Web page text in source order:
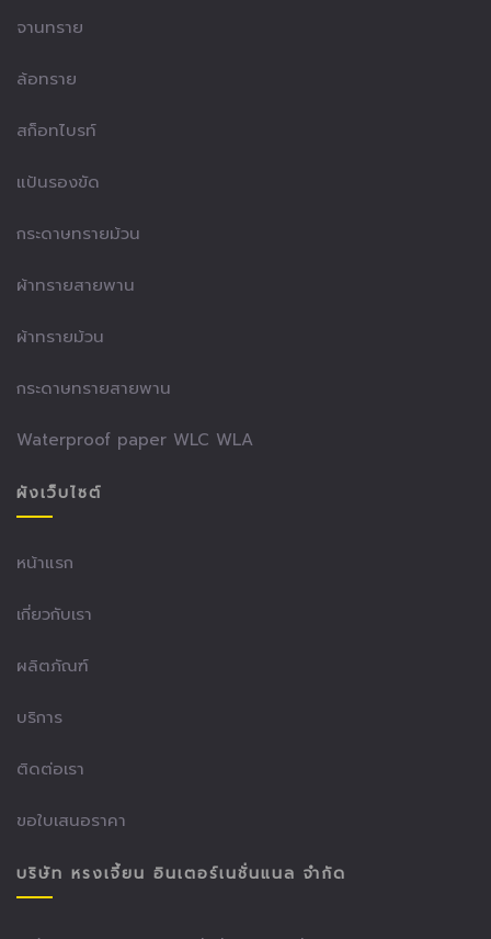
จานทราย
ล้อทราย
สก็อทไบรท์
แป้นรองขัด
กระดาษทรายม้วน
ผ้าทรายสายพาน
ผ้าทรายม้วน
กระดาษทรายสายพาน
Waterproof paper WLC WLA
ผังเว็บไซต์
หน้าแรก
เกี่ยวกับเรา
ผลิตภัณฑ์
บริการ
ติดต่อเรา
ขอใบเสนอราคา
บริษัท หรงเจี้ยน อินเตอร์เนชั่นแนล จำกัด